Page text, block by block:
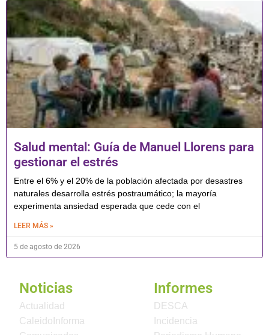
Salud mental: Guía de Manuel Llorens para
gestionar el estrés
Entre el 6% y el 20% de la población afectada por desastres
naturales desarrolla estrés postraumático; la mayoría
experimenta ansiedad esperada que cede con el
LEER MÁS »
5 de agosto de 2026
Noticias
Actualidad
CaleidoInforma
Informes
DESCA
Incidencia